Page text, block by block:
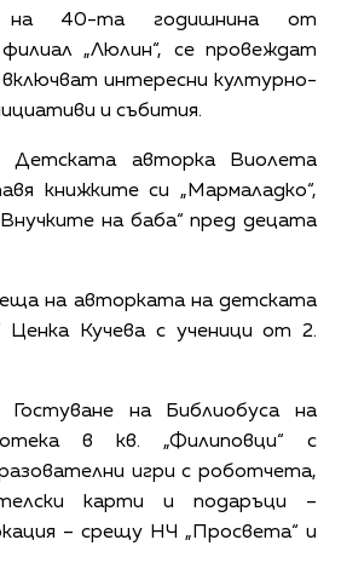
на 40-та годишнина от
„Люлин“, се провеждат
интересни културно-
и събития.
Детската авторка Виолета
книжките си „Мармаладко“,
на баба“ пред децата
на авторката на детската
Ценка Кучева с ученици от 2.
на Библиобуса на
в кв. „Филиповци“ с
игри с роботчета,
карти и подаръци –
– срещу НЧ „Просвета“ и